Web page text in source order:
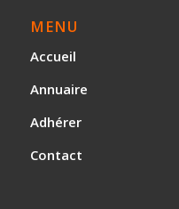
MENU
Accueil
Annuaire
Adhérer
Contact